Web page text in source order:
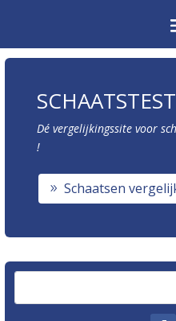
Dé vergelijkingssite voor
!
Schaatsen